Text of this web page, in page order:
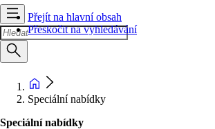
Přejít na hlavní obsah
Přeskočit na vyhledávání
Speciální nabídky
Speciální nabídky